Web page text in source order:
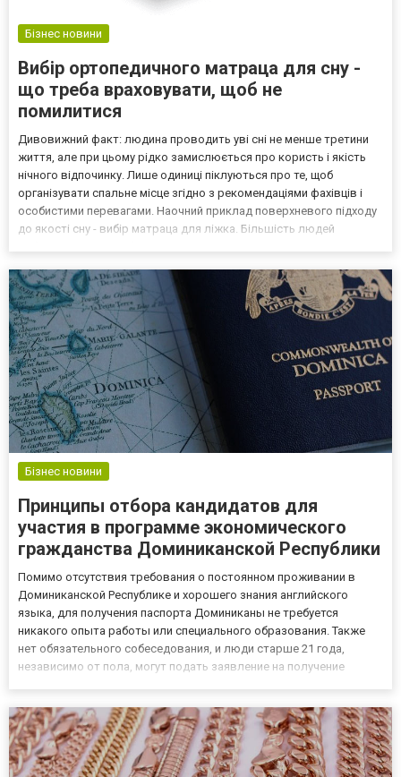
Бізнес новини
Вибір ортопедичного матраца для сну -
що треба враховувати, щоб не
помилитися
Дивовижний факт: людина проводить уві сні не менше третини
життя, але при цьому рідко замислюється про користь і якість
нічного відпочинку. Лише одиниці піклуються про те, щоб
організувати спальне місце згідно з рекомендаціями фахівців і
особистими перевагами. Наочний приклад поверхневого підходу
до якості сну - вибір матраца для ліжка. Більшість людей
Бізнес новини
Принципы отбора кандидатов для
участия в программе экономического
гражданства Доминиканской Республики
Помимо отсутствия требования о постоянном проживании в
Доминиканской Республике и хорошего знания английского
языка, для получения паспорта Доминиканы не требуется
никакого опыта работы или специального образования. Также
нет обязательного собеседования, и люди старше 21 года,
независимо от пола, могут подать заявление на получение
найд...